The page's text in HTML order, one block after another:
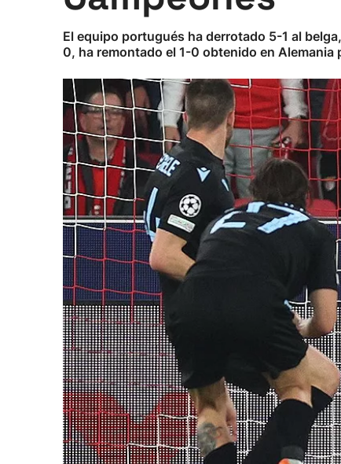
El equipo portugués ha derrotado 5-1 al
0, ha remontado el 1-0 obtenido en Alemania